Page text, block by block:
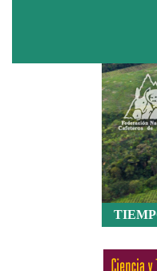
Zonas